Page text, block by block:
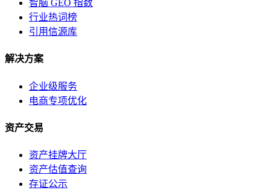
智脑 GEO 指数
行业热词榜
引用信源库
解决方案
企业级服务
电商专项优化
资产交易
资产挂牌大厅
资产估值查询
存证公示